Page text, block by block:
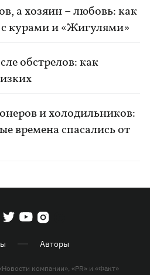
а хозяин – любовь: как
курами и «Жигулями»
обстрелов: как
и холодильников:
времена спасались от
Авторы
компании», «PR» и «Факт»